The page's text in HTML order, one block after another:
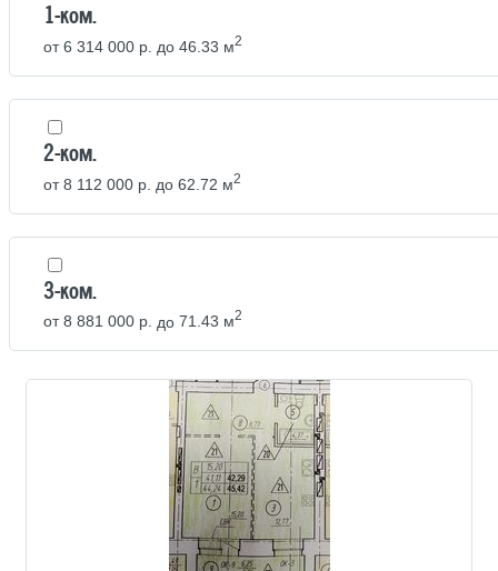
1-ком.
от6 314 000 р. до 46.33 м2
2-ком.
от8 112 000 р. до 62.72 м2
3-ком.
от8 881 000 р. до 71.43 м2